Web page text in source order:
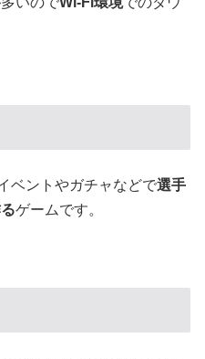
ベントやガチャなどで選手
ゲームです。